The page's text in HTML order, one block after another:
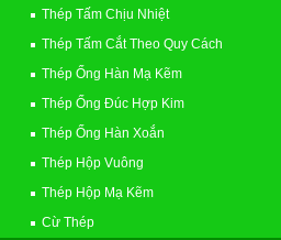
Thép Tấm Chịu Nhiệt
Thép Tấm Cắt Theo Quy Cách
Thép Ống Hàn Mạ Kẽm
Thép Ống Đúc Hợp Kim
Thép Ống Hàn Xoắn
Thép Hộp Vuông
Thép Hộp Mạ Kẽm
Cừ Thép